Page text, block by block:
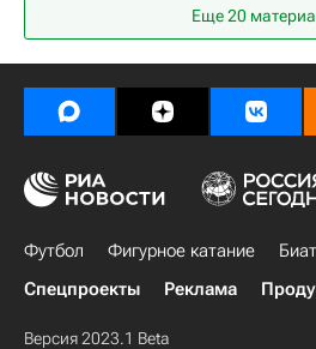
Вашингтон Кэпиталз
Каролина
Баффало Сейбрз
Национальная хоккейная лига (НХЛ)
Еще 20
Футбол Фигурное катание
Спецпроекты
Реклама
Версия 2023.1 Beta